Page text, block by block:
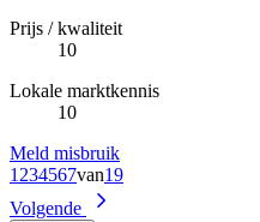
Prijs / kwaliteit
10
Lokale marktkennis
10
Meld misbruik
1 234567van19
Volgende